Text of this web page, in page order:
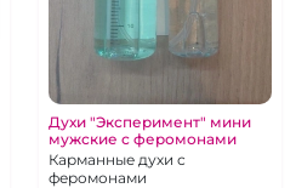
Духи "Эксперимент" мини
мужские с феромонами
Карманные духи с
феромонами